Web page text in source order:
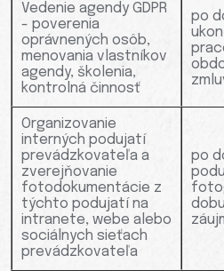
Vedenie agendy GDPR
- poverenia
oprávnených osôb,
menovania vlastníkov
agendy, školenia,
kontrolná činnosť
po
Organizovanie
interných podujatí
prevádzkovateľa a
zverejňovanie
fotodokumentácie z
týchto podujatí na
intranete, webe alebo
sociálnych sieťach
prevádzkovateľa
po